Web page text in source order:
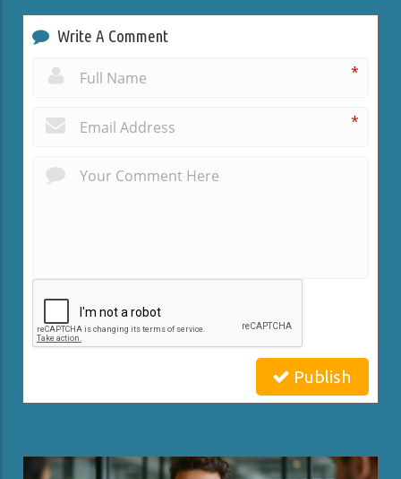
Write A Comment
*
*
Publish